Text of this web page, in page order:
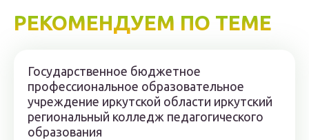
РЕКОМЕНДУЕМ ПО ТЕМЕ
Государственное бюджетное
профессиональное образовательное
учреждение иркутской области иркутский
региональный колледж педагогического
образования